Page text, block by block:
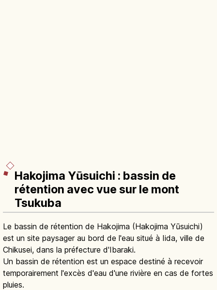
Hakojima Yūsuichi : bassin de
rétention avec vue sur le mont
Tsukuba
Le bassin de rétention de Hakojima (Hakojima Yūsuichi)
est un site paysager au bord de l'eau situé à Iida, ville de
Chikusei, dans la préfecture d'Ibaraki.
Un bassin de rétention est un espace destiné à recevoir
temporairement l'excès d'eau d'une rivière en cas de fortes
pluies.